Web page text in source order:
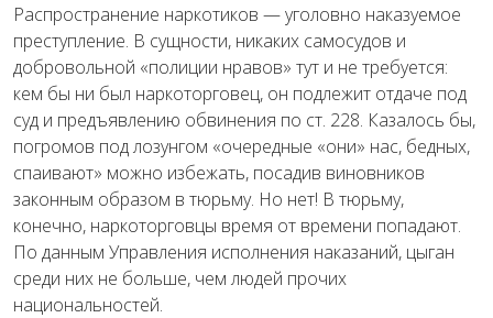
Распространение наркотиков — уголовно наказуемое
преступление. В сущности, никаких самосудов и
добровольной «полиции нравов» тут и не требуется:
кем бы ни был наркоторговец, он подлежит отдаче под
суд и предъявлению обвинения по ст. 228. Казалось бы,
погромов под лозунгом «очередные «они» нас, бедных,
спаивают» можно избежать, посадив виновников
законным образом в тюрьму. Но нет! В тюрьму,
конечно, наркоторговцы время от времени попадают.
По данным Управления исполнения наказаний, цыган
среди них не больше, чем людей прочих
национальностей.